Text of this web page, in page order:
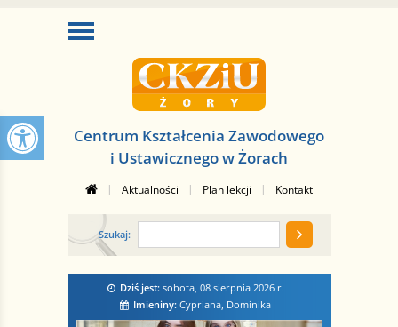
Centrum Kształcenia Zawodowego
i Ustawicznego w Żorach
| Aktualności | Plan lekcji | Kontakt
Szukaj:
Dziś jest: sobota, 08 sierpnia 2026r.
Imieniny: Cypriana, Dominika